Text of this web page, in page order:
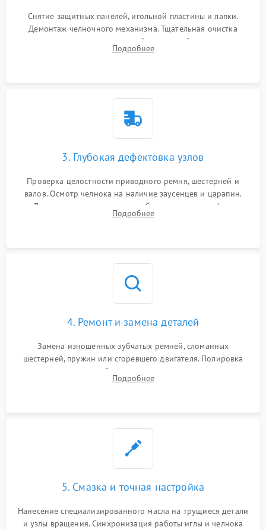
Снятие защитных панелей, игольной пластины и лапки.
Демонтаж челночного механизма. Тщательная очистка
внутренних узлов от скопившейся тканевой пыли, очесов,
остатков старой смазки и обрывков нитей с помощью
Подробнее
3. Глубокая дефектовка узлов
Проверка целостности приводного ремня, шестерней и
валов. Осмотр челнока на наличие заусенцев и царапин.
Диагностика электромотора, блока управления (для
компьютерных машин), нитевдевателя и механизма
Подробнее
4. Ремонт и замена деталей
Замена изношенных зубчатых ремней, сломанных
шестерней, пружин или сгоревшего двигателя. Полировка
челночного устройства для устранения заусенцев.
Восстановление контактов в педали и пайка элементов на
Подробнее
5. Смазка и точная настройка
Нанесение специализированного масла на трущиеся детали
и узлы вращения. Синхронизация работы иглы и челнока